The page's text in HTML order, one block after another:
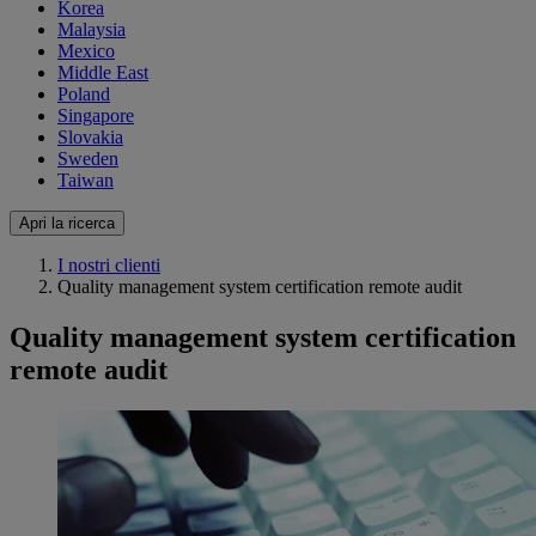
Korea
Malaysia
Mexico
Middle East
Poland
Singapore
Slovakia
Sweden
Taiwan
Apri la ricerca
I nostri clienti
Quality management system certification remote audit
Quality management system certification
remote audit